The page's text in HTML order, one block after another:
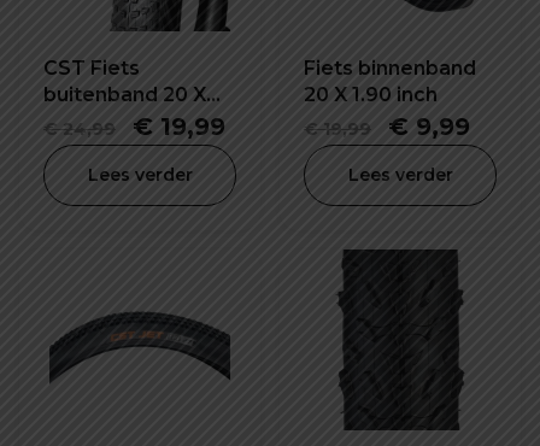
CST Fiets
buitenband 20 X
2.40 inch
€24,99
Oorspronkelijke
prijs
was:
€ 19,99 Huidige
prijs
is:
Lees verder
Fiets binnenband
20 X 1.90 inch
€19,99
prijs
was:
€ 9,99
prijs
is:
Lees verder